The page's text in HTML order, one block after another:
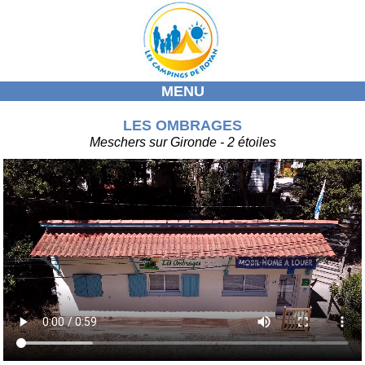
MENU
NOS CAMPINGS
NOTRE REGION
ACTIVITE / DECOUVERTES
MARCHE
AGENDAS
INFOS
LES OMBRAGES
Meschers sur Gironde - 2 étoiles